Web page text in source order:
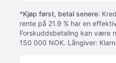
*Kjøp først, betal senere:
rente på 21.9 % har en
Forskuddsbetaling kan være
150 000 NOK. Långiver: